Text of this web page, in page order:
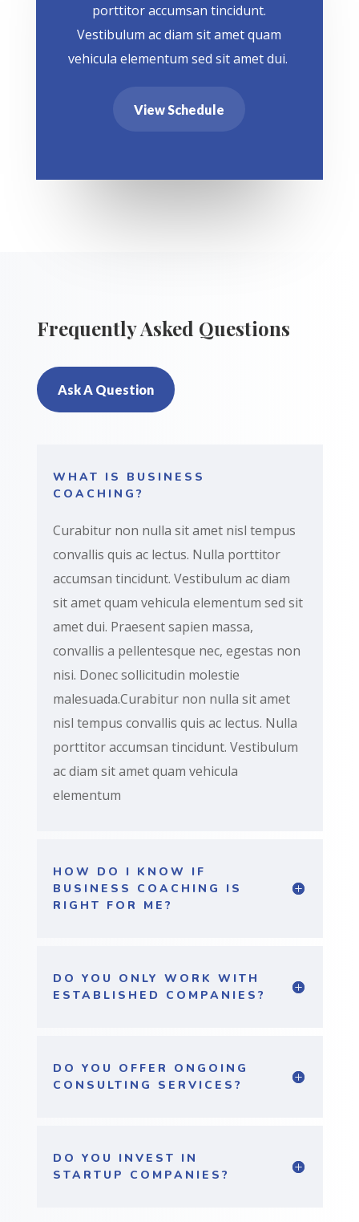
porttitor accumsan tincidunt.
Vestibulum ac diam sit amet quam
vehicula elementum sed sit amet dui.
View Schedule
Frequently Asked Questions
Ask A Question
WHAT IS BUSINESS
COACHING?
Curabitur non nulla sit amet nisl tempus
convallis quis ac lectus. Nulla porttitor
accumsan tincidunt. Vestibulum ac diam
sit amet quam vehicula elementum sed sit
amet dui. Praesent sapien massa,
convallis a pellentesque nec, egestas non
nisi. Donec sollicitudin molestie
malesuada.Curabitur non nulla sit amet
nisl tempus convallis quis ac lectus. Nulla
porttitor accumsan tincidunt. Vestibulum
ac diam sit amet quam vehicula
elementum
HOW DO I KNOW IF
BUSINESS COACHING IS
RIGHT FOR ME?
DO YOU ONLY WORK WITH
ESTABLISHED COMPANIES?
DO YOU OFFER ONGOING
CONSULTING SERVICES?
DO YOU INVEST IN
STARTUP COMPANIES?